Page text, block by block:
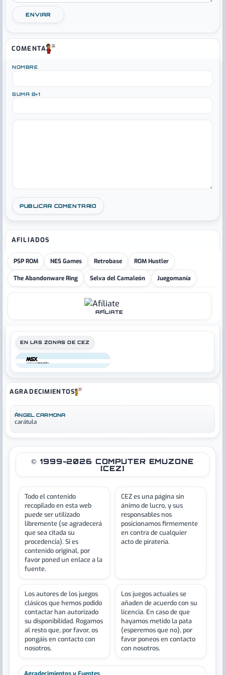
ENVIAR
COMENTA
NOMBRE
SUMA 8+1
AFILIADOS
PSP ROM NES Games Retrobase ROM Hustler
The Abandonware Ring Selva del Camaleón Juegomanía
AFÍLIATE
EN LAS ZONAS DE CEZ
COMPUTER
AGRADECIMIENTOS
ÁNGEL CARMONA
carátula
© 1999-2026 COMPUTER EMUZONE
[CEZ]
Todo el contenido
recopilado en esta web
puede ser utilizado
libremente (se agradecerá
que sea citada su
procedencia). Si es
contenido original, por
favor poned un enlace a la
fuente.
CEZ es una página sin
ánimo de lucro, y sus
responsables nos
posicionamos firmemente
en contra de cualquier
acto de piratería.
Los autores de los juegos
clásicos que hemos podido
contactar han autorizado
su disponibilidad. Rogamos
al resto que, por favor, os
pongáis en contacto con
nosotros.
Los juegos actuales se
añaden de acuerdo con su
licencia. En caso de que
hayamos metido la pata
(esperemos que no), por
favor poneos en contacto
con nosotros.